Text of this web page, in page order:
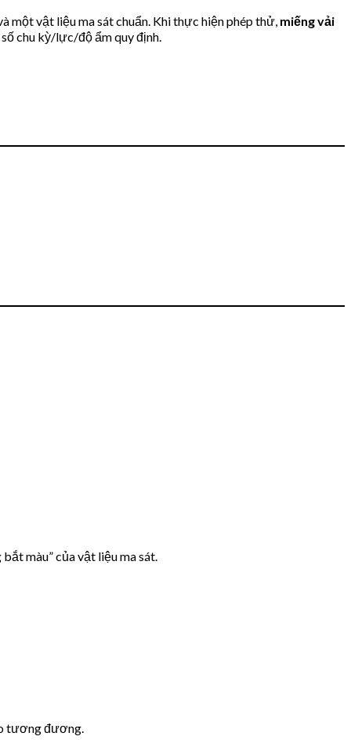
một vật liệu ma sát chuẩn. Khi thực hiện phép thử, miếng vải
chu kỳ/lực/độ ẩm quy định.
màu” của vật liệu ma sát.
tương đương.